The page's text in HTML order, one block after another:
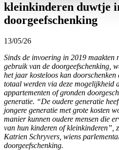
kleinkinderen duwtje
doorgeefschenking
13/05/26
Sinds de invoering in 2019 maakten
gebruik van de doorgeefschenking,
het jaar kosteloos kan
totaal werden via deze mogelijkheid
appartementen of gronden
generatie. “De oudere generatie
jongere generatie met grote kosten
manier kunnen oudere mensen die
van hun kinderen of kleinkinderen”,
Katrien Schryvers, wiens
doorgeefschenking.